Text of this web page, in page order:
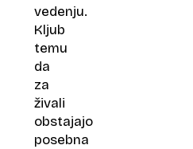
vedenju.
Kljub
temu
da
za
živali
obstajajo
posebna